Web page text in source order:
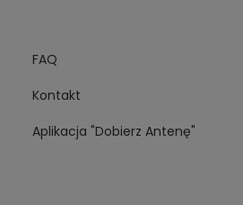
FAQ
Kontakt
Aplikacja "Dobierz Antenę"